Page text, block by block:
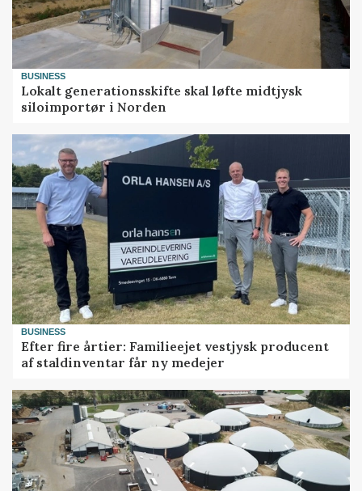
BUSINESS
Lokalt generationsskifte skal løfte midtjysk
siloimportør i Norden
BUSINESS
Efter fire årtier: Familieejet vestjysk producent
af staldinventar får ny medejer